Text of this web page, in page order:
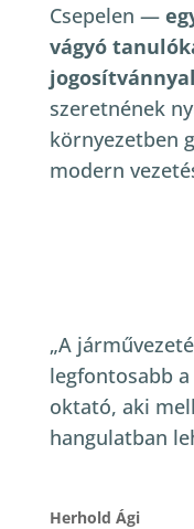
Csepelen —
vágyó
szeretnének
környezetben
modern
„A
legfontosabb
oktató, aki
hangulatban
Herhold Ági